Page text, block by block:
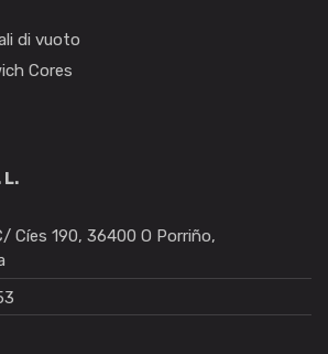
di vuoto
Cores
L.
Cíes 190, 36400 O Porriño,